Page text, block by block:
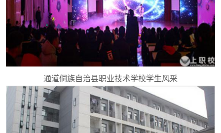
通道侗族自治县职业技术学校学生风采